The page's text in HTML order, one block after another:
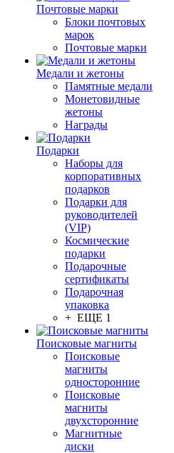
Почтовые марки
Блоки почтовых
марок
Почтовые марки
Медали и жетоны
Памятные медали
Монетовидные
жетоны
Награды
Подарки
Наборы для
корпоративных
подарков
Подарки для
руководителей
(VIP)
Космические
подарки
Подарочные
сертификаты
Подарочная
упаковка
+ ЕЩЕ 1
Поисковые магниты
Поисковые
магниты
односторонние
Поисковые
магниты
двухсторонние
Магнитные
диски